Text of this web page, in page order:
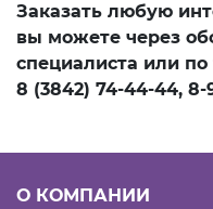
Заказать любую
вы можете через
специалиста или
8 (3842) 74-44-44, 8-
О КОМПАНИИ